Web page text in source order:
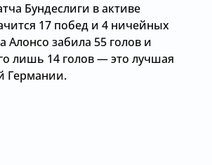
Бундеслиги в активе
17 побед и 4 ничейных
Алонсо забила 55 голов и
лишь 14 голов — это лучшая
Германии.